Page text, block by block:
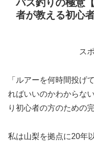
バス釣りの極意
者が教える初心
ス
「ルアーを何時間投げ
ればいいのかわからな
り初心者の方のための
私は山梨を拠点に20年